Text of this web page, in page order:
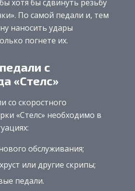
хотя бы сдвинуть резьбу
По самой педали и, тем
наносить удары
погнете их.
с
«Стелс»
со скоростного
«Стелс» необходимо в
обслуживания;
или другие скрипы;
педали.